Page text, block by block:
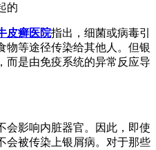
的
皮癣医院指出，细菌或病毒引
物等途径传染给其他人。但银
而是由免疫系统的异常反应导
会影响内脏器官。因此，即使
会被传染上银屑病。对于那些